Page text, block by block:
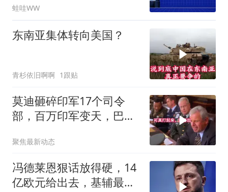
亮.栗正杰｜辣晚报
20260807
蛙哇WW
东南亚集体转向美国？
青杉依旧啊啊 1跟贴
莫迪砸碎印军17个司令
部，百万印军变天，巴铁
聚焦最新动态
冯德莱恩狠话放得硬，14
亿欧元给出去，基辅最缺